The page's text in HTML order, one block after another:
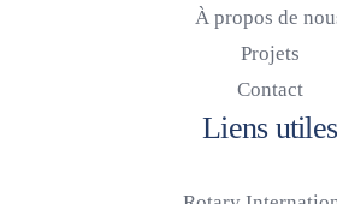
À propos de
Projets
Contact
Liens utiles